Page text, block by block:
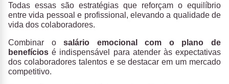
Todas essas são estratégias que reforçam o equilíbrio
entre vida pessoal e profissional, elevando a qualidade de
vida dos colaboradores.
Combinar osalário emocional
com o plano de
benefícios é indispensável para atender às expectativas
dos colaboradores talentos e se destacar em um mercado
competitivo.